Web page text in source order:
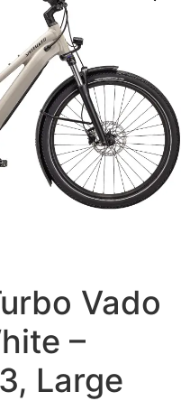
Vado
–
Large